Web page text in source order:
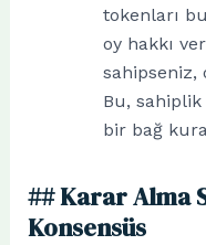
tokenları
oy hakkı
sahipseniz,
Bu, sahiplik
bir bağ
## Karar Alma
Konsensüs